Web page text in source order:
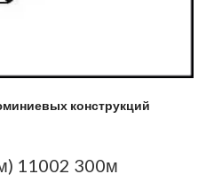
конструкций
11002 300м